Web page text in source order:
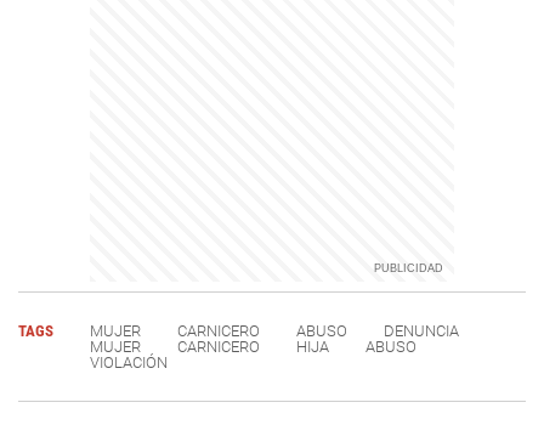
TAGS MUJER CARNICERO ABUSO
DENUNCIA
MUJER
CARNICERO HIJA
ABUSO
VIOLACIÓN